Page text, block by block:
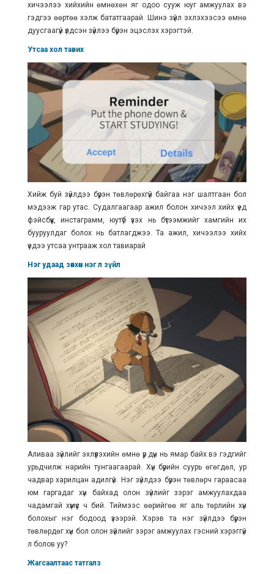
хичээлээ хийхийн өмнөхөн яг одоо сууж юуг амжуулах вэ
гэдгээ өөртөө хэлж бататгаарай. Шинэ зүйл эхлэхээсээ өмнө
дуусгаагүй үлдсэн зүйлээ бүрэн эцэслэх хэрэгтэй.
Утсаа хол тавих
Хийж буй зүйлдээ бүрэн төвлөрөхгүй байгаа нэг шалтгаан бол
мэдээж гар утас. Судалгаагаар ажил болон хичээл хийх үед
фэйсбүүк, инстаграмм, юутүб үзэх нь бүтээмжийг хамгийн их
бууруулдаг болох нь батлагджээ. Та ажил, хичээлээ хийх
үедээ утсаа унтрааж хол тавиарай
Нэг удаад зөвхөн нэг л зүйл
Аливаа зүйлийг эхлүүлэхийн өмнө үр дүн нь ямар байх вэ гэдгийг
урьдчилж нарийн тунгаагаарай. Хүн бүрийн суурь өгөгдөл, ур
чадвар харилцан адилгүй. Нэг зүйлдээ бүрэн төвлөрч гараасаа
юм гаргадаг хүн байхад олон зүйлийг зэрэг амжуулахдаа
чадамгай хүмүүс ч бий. Тиймээс өөрийгөө яг аль төрлийн хүн
болохыг нэг бодоод үзээрэй. Хэрэв та нэг зүйлдээ бүрэн
төвлөрдөг хүн бол олон зүйлийг зэрэг амжуулах гэсний хэрэггүй
л болов уу?
Жагсаалтаас татгалз